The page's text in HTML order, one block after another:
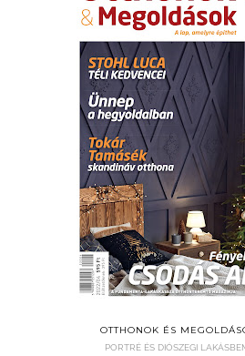
OTTHONOK ÉS
PORTRÉ ÉS DIÓSZEGI